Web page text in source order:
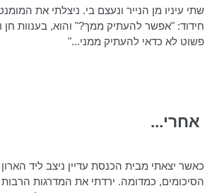
שתי עיניו מן הנייר ונעצם בי. ניצלתי את
חידוד: "אפשר להעתיק ממך?" והוא, בענוות חן
פשוט לא כדאי להעתיק ממני..."
אחרי...
כאשר יצאתי מבית הכנסת עדיין ניצב ליד
הסיכומים, כמדומה. ירדתי את המדרגות